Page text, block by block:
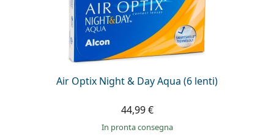
Air Optix Night & Day Aqua (6 lenti)
44,99 €
in pronta consegna